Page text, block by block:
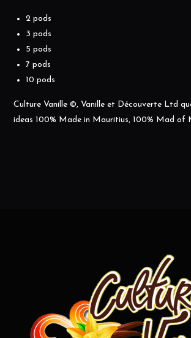
2 pods
3 pods
5 pods
7 pods
10 pods
Culture Vanille ©, Vanille et Découverte Ltd
ideas 100% Made in Mauritius, 100% Mad of